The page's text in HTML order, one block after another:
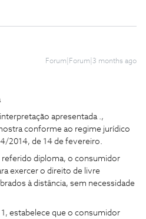
Forum|Forum|3 months ago
apresentada .,
conforme ao regime jurídico
2014, de 14 de fevereiro.
referido diploma, o consumidor
exercer o direito de livre
à distância, sem necessidade
1, estabelece que o consumidor